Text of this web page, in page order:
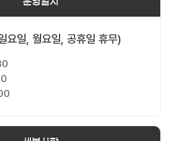
요일, 월요일, 공휴일 휴무)